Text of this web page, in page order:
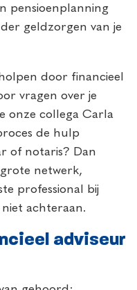
pensioenplanning
geldzorgen van je
door financieel
vragen over je
onze collega Carla
de hulp
of notaris? Dan
netwerk,
professional bij
achteraan.
adviseur